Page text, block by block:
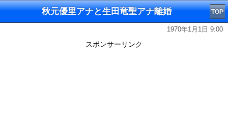
秋元優里アナと生田竜聖アナ離婚 TOP
1970年1月1日 9:00
スポンサーリンク